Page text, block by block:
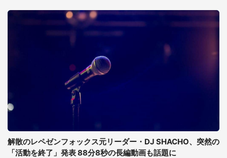
解散のレペゼンフォックス元リーダー・DJ SHACHO、突然の
「活動を終了」発表 88分8秒の長編動画も話題に